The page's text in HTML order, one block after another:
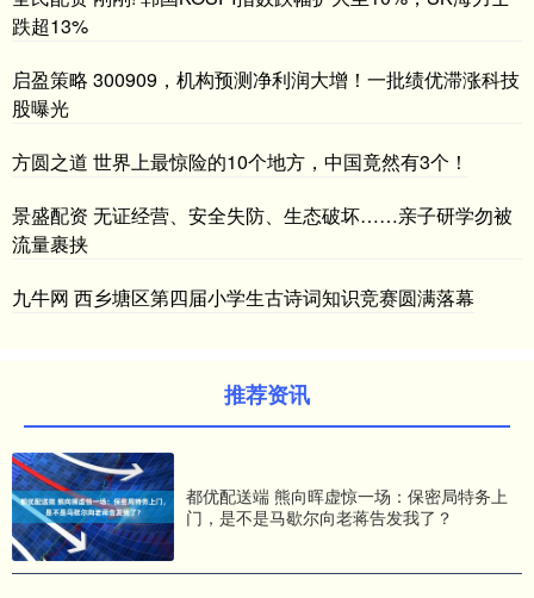
跌超13%
启盈策略 300909，机构预测净利润大增！一批绩优滞涨科技
股曝光
方圆之道 世界上最惊险的10个地方，中国竟然有3个！
景盛配资 无证经营、安全失防、生态破坏……亲子研学勿被
流量裹挟
九牛网 西乡塘区第四届小学生古诗词知识竞赛圆满落幕
推荐资讯
都优配送端 熊向晖虚惊一场：保密局特务上
门，是不是马歇尔向老蒋告发我了？